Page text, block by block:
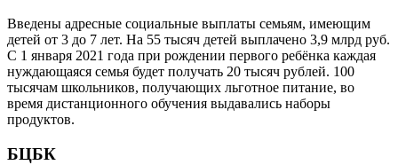
Введены адресные социальные выплаты семьям, имеющим
детей от 3 до 7 лет. На 55 тысяч детей выплачено 3,9 млрд руб.
С 1 января 2021 года при рождении первого ребёнка каждая
нуждающаяся семья будет получать 20 тысяч рублей. 100
тысячам школьников, получающих льготное питание, во
время дистанционного обучения выдавались наборы
продуктов.
БЦБК